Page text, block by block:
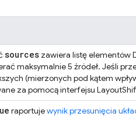
sources zawiera listę elementów
maksymalnie 5 źródeł. Jeśli
(mierzonych pod kątem
za pomocą interfejsu
raportujewynik przesunięcia